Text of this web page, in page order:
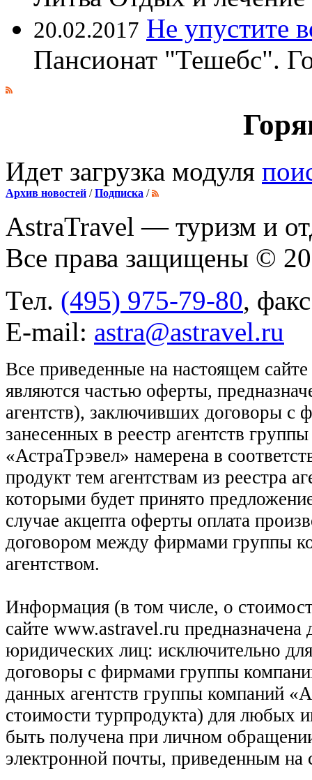
20.02.2017 Не упустите
Пансионат "Тешебс".
Идет загрузка модуля
Архив новостей /Подписка /
AstraTravel — туризм и
Все права защищены ©
Тел. (495) 975-79-80,
E-mail: astra@astravel.ru
Все приведенные на настоящем
являются частью оферты,
агентств), заключивших договоры
занесенных в реестр агентств
«АстраТрэвел» намерена в
продукт тем агентствам из реестра
которыми будет принято
случае акцепта оферты оплата
договором между фирмами группы
агентством.
Информация (в том числе, о
сайте www.astravel.ru предназначена
юридических лиц: исключительно
договоры с фирмами группы
данных агентств группы компаний
стоимости турпродукта) для любых
быть получена при личном
электронной почты, приведенным на